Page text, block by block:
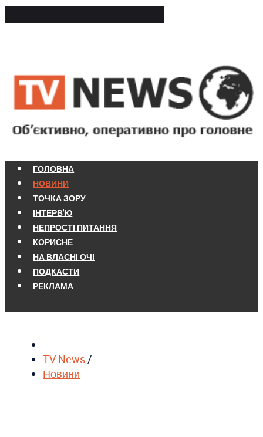
ГОЛОВНА
НОВИНИ
ТОЧКА ЗОРУ
ІНТЕРВ'Ю
НЕПРОСТІ ПИТАННЯ
КОРИСНЕ
НА ВЛАСНІ ОЧІ
ПОДКАСТИ
РЕКЛАМА
TV News/
Новини